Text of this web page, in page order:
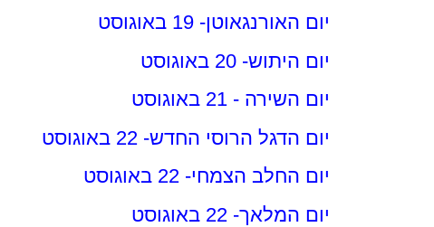
יום האורנגאוטן- 19 באוגוסט
יום היתוש- 20 באוגוסט
יום השירה - 21 באוגוסט
יום הדגל הרוסי החדש- 22 באוגוסט
יום החלב הצמחי- 22 באוגוסט
יום המלאך- 22 באוגוסט